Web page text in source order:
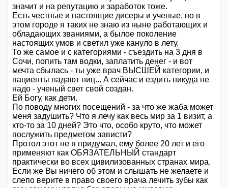
значит и на репутацию и заработок тоже.
Есть честные и настоящие дисеры и ученые, но в
этом городе я таких не знаю из ныне работающих и
обладающих званиями, а былое поколение
настоящих умов и светил уже кануло в лету.
То же самое и с категориями - съездить на 3 дня в
Сочи, попить там водки, заплатить денег - и вот
мечта сбылась - ты уже врач ВЫСШЕЙ категории, и
пациенты падают ниц... А сейчас и ездить никуда не
надо - ученый свет свой создан.
Ей Богу, как дети.
По поводу многих посещений - за что же жаба может
меня задушить? Что я лечу как весь мир за 1 визит, а
кто-то за 10 дней? Это что, особо круто, что может
послужить предметом зависти?
Протол этот не я придумал, ему более 20 лет и его
применяют как ОБЯЗАТЕЛЬНЫЙ стандарт
практически во всех цивилизованных странах мира.
Если же Вы ничего об этом и слышать не желаете и
слепо верите в право своего врача лечить зубы как